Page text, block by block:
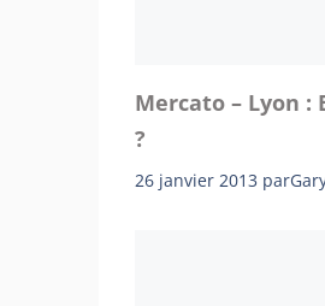
Mercato – Lyon :
?
26 janvier 2013 par